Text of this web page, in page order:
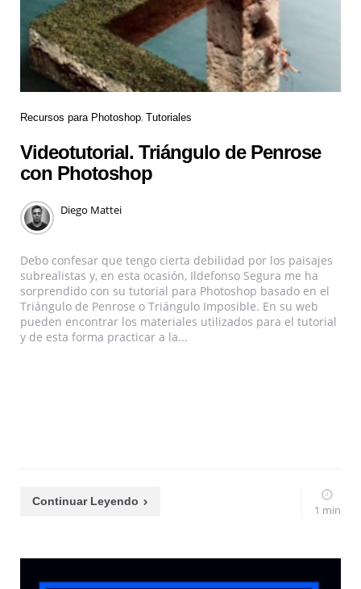
Recursos para Photoshop Tutoriales
Videotutorial. Triángulo de Penrose
con Photoshop
Diego Mattei
Debo confesar que tengo cierta debilidad por los paisajes
subrealistas y, en esta ocasión, Ildefonso Segura me ha
sorprendido con su tutorial para Photoshop basado en el
Triángulo de Penrose o Triángulo Imposible. En su web
pueden encontrar los materiales utilizados para el tutorial
y de esta forma practicar a la...
Continuar Leyendo
1 min